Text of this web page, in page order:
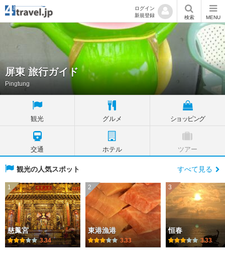
ログイン
新規登録
検索 MENU
屏東 旅行ガイド
Pingtung
観光 グルメ ショッピング
交通 ホテル ツアー
観光の人気スポット すべて見る
1
慈鳳宮
3.34
2
東港漁港
3.33
3
恒春
3.33